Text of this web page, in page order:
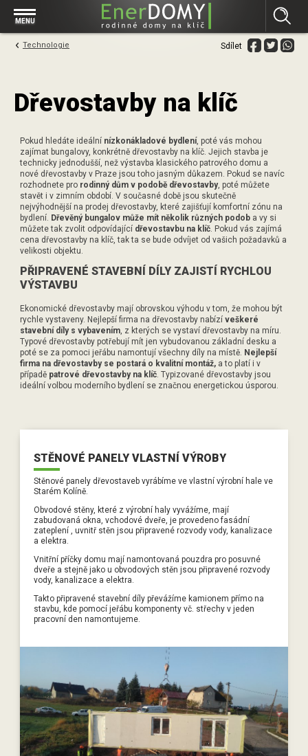
MENU
Prohlížet vše v kategorii Bungalovy
Concept
Effective
Individuální projekty
Typové řešení
Prohlížet vše v kategorii Technologie
Technologie domu
Zděné domy na klíč
Dřevostavby
Pracovní pozice
Bezpečnost a ochrana osobních údajů
Prohlížet vše v kategorii Magazín
Financování výstavby rodinného domu
7 důvodů, proč si zvolit bungalov
Vytvořili jsme pro Vás nové stránky
Bungalov, nebo patrový dům? Každý má svá pro a proti
Výhody a nevýhody dřevostaveb a zděných domů
Jak vypadají moderní domy?
Seznam úkolů: Co udělat okolo domu na podzim
Jak na nás působí barvy v interiéru?
Nový rok a nový dům? Pojďte se zabydlet!
Výhody a nevýhody bungalovů do L
Kdy je nejvhodnější začít se stavbou dřevostavby
Co byste měli vědět o projektech domu
Domy na klíč, nebo stavět svépomocí?
Prohlížet vše v kategorii Realizace
RD Dobrovice
RD Sadská
RD Poděbrady
RD Černá U Bohdanče
RD Nové Dvory
RD Hlízov
RD Šestajovice
RD Senožaty
Za jeden den pod střechou
Video EnerDOMY s.r.o.
Nezávislý stavební dozor Pavel Šimek
Ohlasy od našich klientů
Stavěli jsme dům pro Terezu Bebarovou
Dům pro Marka Ztraceného
Technologie Sdílet
Dřevostavby na klíč
Pokud hledáte ideální nízkonákladové bydlení, poté vás mohou
zajímat bungalovy, konkrétně dřevostavby na klíč. Jejich stavba je
technicky jednodušší, než výstavba klasického patrového domu a
nové dřevostavby v Praze jsou toho jasným důkazem. Pokud se navíc
rozhodnete pro rodinný dům v podobě dřevostavby, poté můžete
stavět i v zimním období. V současné době jsou skutečně
nejvýhodnější na prodej dřevostavby, které zajišťují komfortní zónu na
bydlení. Dřevěný bungalov může mít několik různých podob a vy si
můžete tak zvolit odpovídající dřevostavbu na klíč. Pokud vás zajímá
cena dřevostavby na klíč, tak ta se bude odvíjet od vašich požadavků a
velikosti objektu.
PŘIPRAVENÉ STAVEBNÍ DÍLY ZAJISTÍ RYCHLOU
VÝSTAVBU
Ekonomické dřevostavby mají obrovskou výhodu v tom, že mohou být
rychle vystaveny. Nejlepší firma na dřevostavby nabízí veškeré
stavební díly s vybavením, z kterých se vystaví dřevostavby na míru.
Typové dřevostavby potřebují mít jen vybudovanou základní desku a
poté se za pomoci jeřábu namontují všechny díly na místě. Nejlepší
firma na dřevostavby se postará o kvalitní montáž, a to platí i v
případě patrové dřevostavby na klíč. Typizované dřevostavby jsou
ideální volbou moderního bydlení se značnou energetickou úsporou.
STĚNOVÉ PANELY VLASTNÍ VÝROBY
Stěnové panely dřevostaveb vyrábíme ve vlastní výrobní hale ve
Starém Kolíně.
Obvodové stěny, které z výrobní haly vyvážíme, mají
zabudovaná okna, vchodové dveře, je provedeno fasádní
zateplení , uvnitř stěn jsou připravené rozvody vody, kanalizace
a elektra.
Vnitřní příčky domu mají namontovaná pouzdra pro posuvné
dveře a stejně jako u obvodových stěn jsou připravené rozvody
vody, kanalizace a elektra.
Takto připravené stavební díly převážíme kamionem přímo na
stavbu, kde pomocí jeřábu komponenty vč. střechy v jeden
pracovní den namontujeme.